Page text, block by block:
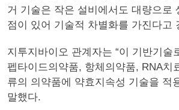
거 기술은 작은 설비에서도 대량으로
점이 있어 기술적 차별화를 가진다고
지투지바이오 관계자는 “이 기반기술
펩타이드의약품, 항체의약품, RNA치
류의 의약품에 약효지속성 기술을 적
말했다.